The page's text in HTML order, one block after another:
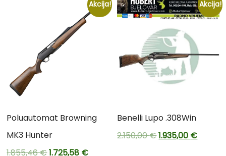
Akcija!
Poluautomat Browning
MK3 Hunter
1.855,46€1.725,58 €
Akcija!
Benelli Lupo .308Win
2.150,00€1.935,00 €